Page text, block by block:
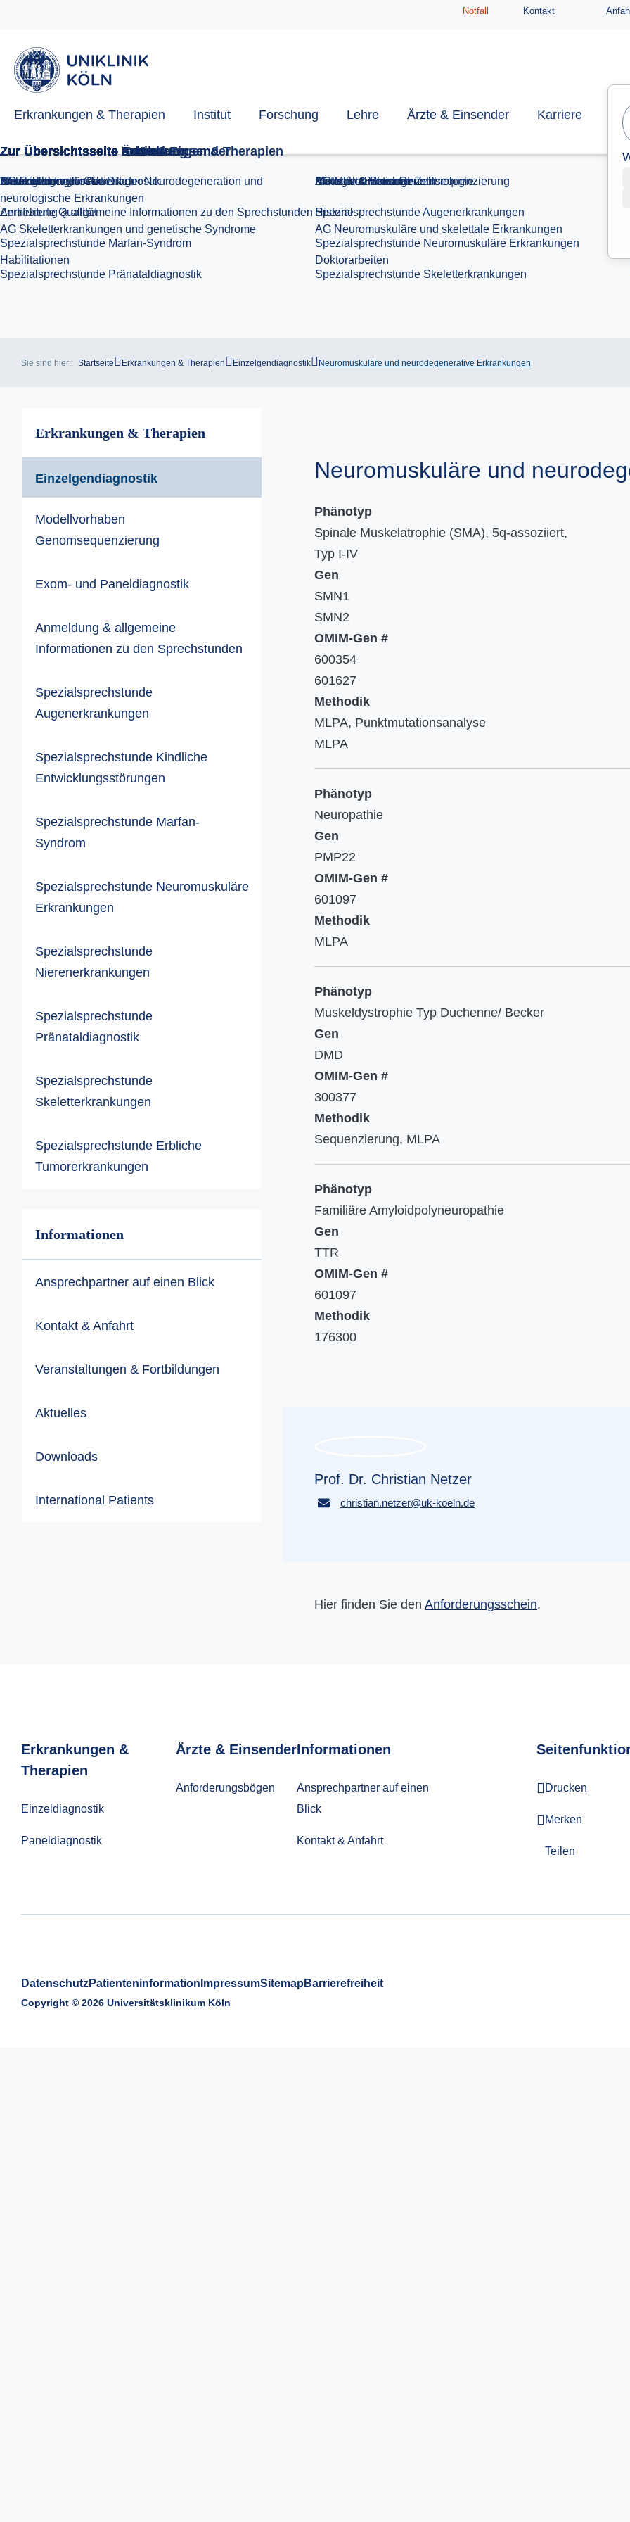
Notfall Kontakt
Erkrankungen & Therapien Institut Forschung Lehre
Medizin
Ärzte & Einsender
Informationen für Patienten
Karriere
Weiterbildung
Sie sind hier: Startseite Erkrankungen & Therapien Einzelgendiagnostik Neuromuskuläre und neurodegenerative Erkrankungen
Erkrankungen & Therapien
Einzelgendiagnostik
Modellvorhaben
Genomsequenzierung
Exom- und Paneldiagnostik
Anmeldung & allgemeine
Informationen zu den Sprechstunden
Spezialsprechstunde
Augenerkrankungen
Spezialsprechstunde Kindliche
Entwicklungsstörungen
Spezialsprechstunde Marfan-
Syndrom
Spezialsprechstunde Neuromuskuläre
Erkrankungen
Spezialsprechstunde
Nierenerkrankungen
Spezialsprechstunde
Pränataldiagnostik
Spezialsprechstunde
Skeletterkrankungen
Spezialsprechstunde Erbliche
Tumorerkrankungen
Informationen
Ansprechpartner auf einen Blick
Kontakt & Anfahrt
Veranstaltungen & Fortbildungen
Aktuelles
Downloads
International Patients
Neuromuskuläre und
Phänotyp
Spinale Muskelatrophie (SMA), 5q-assoziiert,
Typ I-IV
Gen
SMN1
SMN2
OMIM-Gen #
600354
601627
Methodik
MLPA, Punktmutationsanalyse
MLPA
Phänotyp
Neuropathie
Gen
PMP22​​​​​​​
OMIM-Gen #
601097​​​​​​​
Methodik
MLPA
Phänotyp
Muskeldystrophie Typ Duchenne/ Becker
Gen
DMD​​​​​​​
OMIM-Gen #
300377​​​​​​​
Methodik
Sequenzierung, MLPA
Phänotyp
Familiäre Amyloidpolyneuropathie
Gen
TTR
OMIM-Gen #
601097​​​​​​​
Methodik
176300
Prof. Dr. Christian Netzer
christian.netzer@uk-koeln.de
Hier finden Sie den Anforderungsschein.
Erkrankungen &
Therapien
Einzeldiagnostik
Paneldiagnostik
Ärzte & Einsender
Anforderungsbögen
Informationen
Ansprechpartner auf einen
Blick
Kontakt & Anfahrt
Drucken
Merken
Teilen
DatenschutzPatienteninformation ImpressumSitemap Barrierefreiheit
Copyright © 2026 Universitätsklinikum Köln